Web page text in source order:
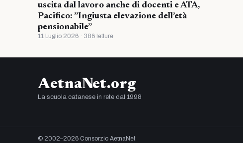
uscita dal lavoro anche di docenti e ATA,
Pacifico: ”Ingiusta elevazione dell’età
pensionabile”
11 Luglio 2026 · 386 letture
AetnaNet.org
La scuola catanese in rete dal 1998
© 2002–2026 Consorzio AetnaNet